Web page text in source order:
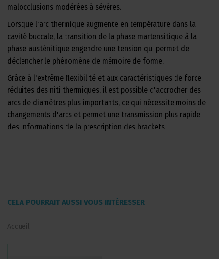
malocclusions modérées à sévères.
Lorsque l'arc thermique augmente en température dans la
cavité buccale, la transition de la phase martensitique à la
phase austénitique engendre une tension qui permet de
déclencher le phénomène de mémoire de forme.
Grâce à l'extrême flexibilité et aux caractéristiques de force
réduites des niti thermiques, il est possible d'accrocher des
arcs de diamètres plus importants, ce qui nécessite moins de
changements d'arcs et permet une transmission plus rapide
des informations de la prescription des brackets
CELA POURRAIT AUSSI VOUS INTÉRESSER
Accueil